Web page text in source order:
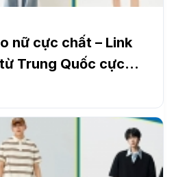
nữ cực chất – Link
Trung Quốc cực